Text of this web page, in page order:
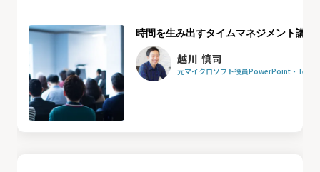
時間を生み出すタイムマネジメント講座
越川 慎司
元マイクロソフト役員PowerPoint・